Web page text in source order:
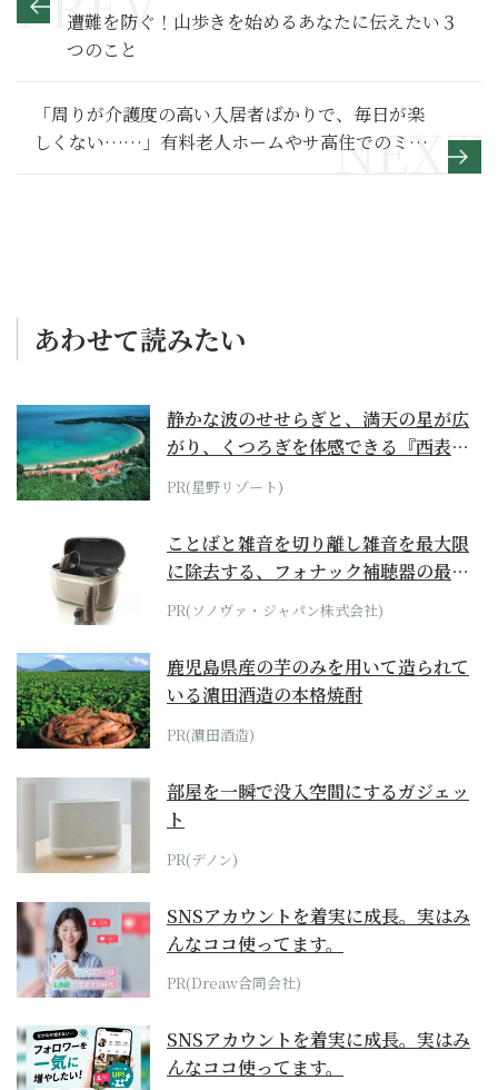
遭難を防ぐ！山歩きを始めるあなたに伝えたい３
つのこと
「周りが介護度の高い入居者ばかりで、毎日が楽
しくない……」有料老人ホームやサ高住でのミス
マッチはなぜ起こる？
あわせて読みたい
静かな波のせせらぎと、満天の星が広
がり、くつろぎを体感できる『西表島
ホテル by...
PR(星野リゾート)
ことばと雑音を切り離し雑音を最大限
に除去する、フォナック補聴器の最上
位モデル
PR(ソノヴァ・ジャパン株式会社)
鹿児島県産の芋のみを用いて造られて
いる濵田酒造の本格焼酎
PR(濵田酒造)
部屋を一瞬で没入空間にするガジェッ
ト
PR(デノン)
SNSアカウントを着実に成長。実はみ
んなココ使ってます。
PR(Dreaw合同会社)
SNSアカウントを着実に成長。実はみ
んなココ使ってます。